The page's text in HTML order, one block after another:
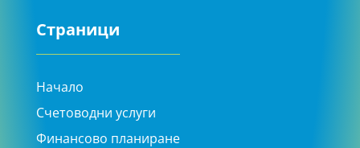
Страници
Начало
Счетоводни услуги
Финансово планиране